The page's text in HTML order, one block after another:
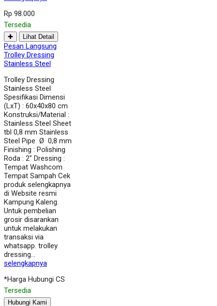
Rp 98.000
Tersedia
✚ Lihat Detail
Pesan Langsung
Trolley Dressing
Stainless Steel
Trolley Dressing
Stainless Steel
Spesifikasi Dimensi
(LxT) : 60x40x80 cm
Konstruksi/Material :
Stainless Steel Sheet
tbl 0,8 mm Stainless
Steel Pipe Ø 0,8 mm
Finishing : Polishing
Roda : 2″ Dressing :
Tempat Washcom
Tempat Sampah Cek
produk selengkapnya
di Website resmi
Kampung Kaleng.
Untuk pembelian
grosir disarankan
untuk melakukan
transaksi via
whatsapp. trolley
dressing…
selengkapnya
*Harga Hubungi CS
Tersedia
Hubungi Kami